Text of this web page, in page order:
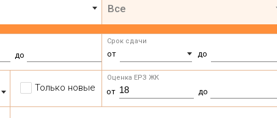
Все
до
Срок сдачи
от до
Только новые
Оценка ЕРЗ ЖК
от до